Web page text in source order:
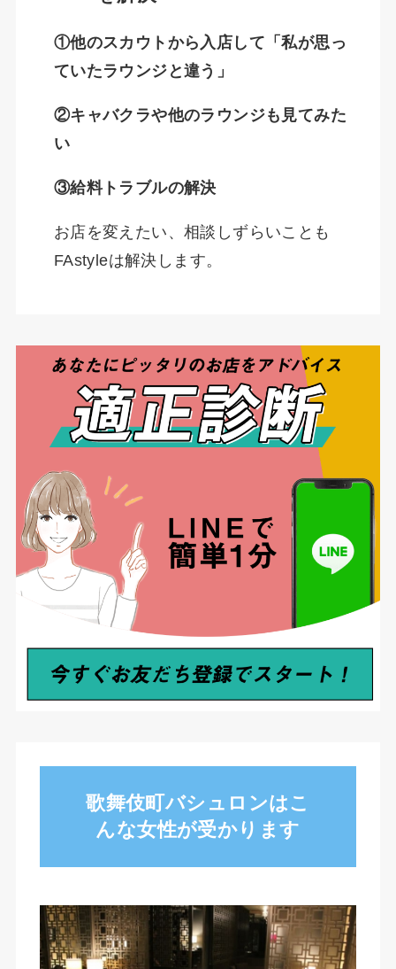
①他のスカウトから入店して「私が思っ
ていたラウンジと違う」
②キャバクラや他のラウンジも見てみた
い
③給料トラブルの解決
お店を変えたい、相談しずらいことも
FAstyleは解決します。
歌舞伎町バシュロンはこ
んな女性が受かります